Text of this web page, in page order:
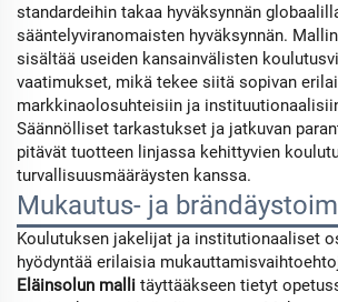
standardeihin takaa hyväksynnän
sääntelyviranomaisten hyväksynnän.
sisältää useiden kansainvälisten
vaatimukset, mikä tekee siitä sopivan
markkinaolosuhteisiin ja
Säännölliset tarkastukset ja jatkuvan
pitävät tuotteen linjassa kehittyvien
turvallisuusmääräysten kanssa.
Mukautus- ja
Koulutuksen jakelijat ja institutionaaliset
hyödyntää erilaisia
Eläinsolun malli täyttääkseen tietyt